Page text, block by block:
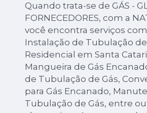
Quando trata-se de GÁS -
FORNECEDORES, com a
você encontra serviços
Instalação de Tubulação de
Residencial em Santa
Mangueira de Gás
de Tubulação de Gás,
para Gás Encanado,
Tubulação de Gás, entre